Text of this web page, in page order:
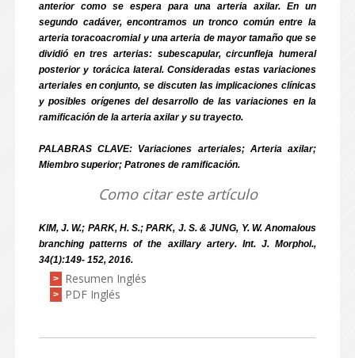
anterior como se espera para una arteria axilar. En un
segundo cadáver, encontramos un tronco común entre la
arteria toracoacromial y una arteria de mayor tamaño que se
dividió en tres arterias: subescapular, circunfleja humeral
posterior y torácica lateral. Consideradas estas variaciones
arteriales en conjunto, se discuten las implicaciones clínicas
y posibles orígenes del desarrollo de las variaciones en la
ramificación de la arteria axilar y su trayecto.
PALABRAS CLAVE: Variaciones arteriales; Arteria axilar;
Miembro superior; Patrones de ramificación.
Como citar este artículo
KIM, J. W.; PARK, H. S.; PARK, J. S. & JUNG, Y. W. Anomalous
branching patterns of the axillary artery. Int. J. Morphol.,
34(1):149- 152, 2016.
>
Resumen Inglés
> PDF Inglés